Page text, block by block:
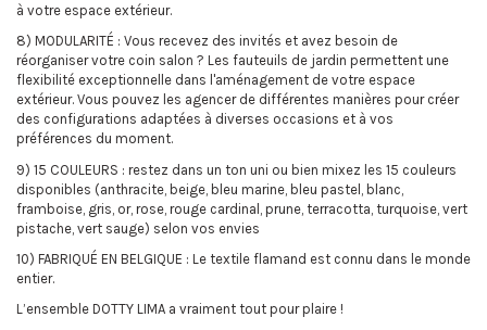
à votre espace extérieur.
8) MODULARITÉ : Vous recevez des invités et avez besoin de
réorganiser votre coin salon ? Les fauteuils de jardin permettent une
flexibilité exceptionnelle dans l'aménagement de votre espace
extérieur. Vous pouvez les agencer de différentes manières pour créer
des configurations adaptées à diverses occasions et à vos
préférences du moment.
9) 15 COULEURS : restez dans un ton uni ou bien mixez les 15 couleurs
disponibles (anthracite, beige, bleu marine, bleu pastel, blanc,
framboise, gris, or, rose, rouge cardinal, prune, terracotta, turquoise, vert
pistache, vert sauge) selon vos envies
10) FABRIQUÉ EN BELGIQUE : Le textile flamand est connu dans le monde
entier.
L’ensemble DOTTY LIMA a vraiment tout pour plaire !